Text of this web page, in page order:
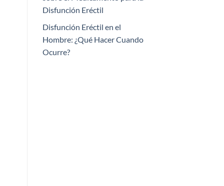
Disfunción Eréctil
Disfunción Eréctil en el
Hombre: ¿Qué Hacer Cuando
Ocurre?​​